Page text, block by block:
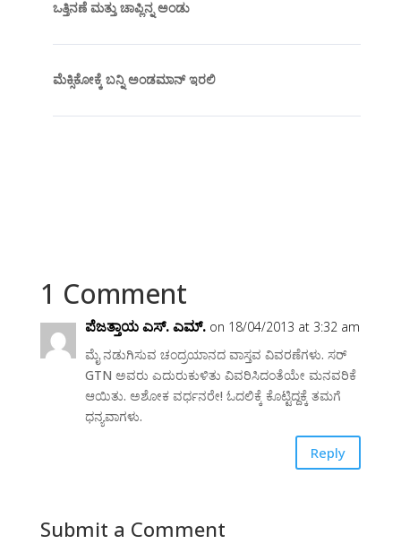
ಒತ್ತಿನಣೆ ಮತ್ತು ಚಾಪ್ಲಿನ್ನ ಅಂಡು
ಮೆಕ್ಸಿಕೋಕ್ಕೆ ಬನ್ನಿ ಅಂಡಮಾನ್ ಇರಲಿ
1 Comment
ಪೆಜತ್ತಾಯ ಎಸ್. ಎಮ್. on 18/04/2013 at 3:32 am
ಮೈ ನಡುಗಿಸುವ ಚಂದ್ರಯಾನದ ವಾಸ್ತವ ವಿವರಣೆಗಳು. ಸರ್
GTN ಅವರು ಎದುರುಕುಳಿತು ವಿವರಿಸಿದಂತೆಯೇ ಮನವರಿಕೆ
ಆಯಿತು. ಅಶೋಕ ವರ್ಧನರೇ! ಓದಲಿಕ್ಕೆ ಕೊಟ್ಟಿದ್ದಕ್ಕೆ ತಮಗೆ
ಧನ್ಯವಾಗಳು.
Reply
Submit a Comment